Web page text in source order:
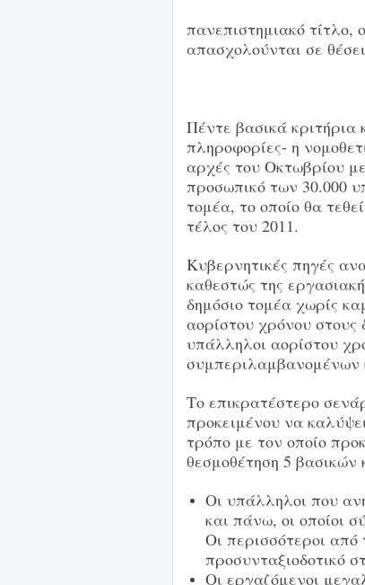
πανεπιστημιακό τίτλο,
απασχολούνται σε
Πέντε βασικά
πληροφορίες- η
αρχές του Οκτωβρίου
προσωπικό των 30.000
τομέα, το οποίο θα
τέλος του 2011.
Κυβερνητικές πηγές
καθεστώς της
δημόσιο τομέα χωρίς
αορίστου χρόνου στους
υπάλληλοι αορίστου
συμπεριλαμβανομένων
Το επικρατέστερο
προκειμένου να
τρόπο με τον οποίο
θεσμοθέτηση 5
Οι υπάλληλοι που
και πάνω, οι οποίοι
Οι περισσότεροι από
προσυνταξιοδοτικό
Οι εργαζόμενοι